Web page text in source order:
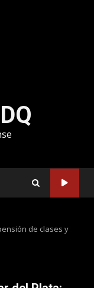
de clases y